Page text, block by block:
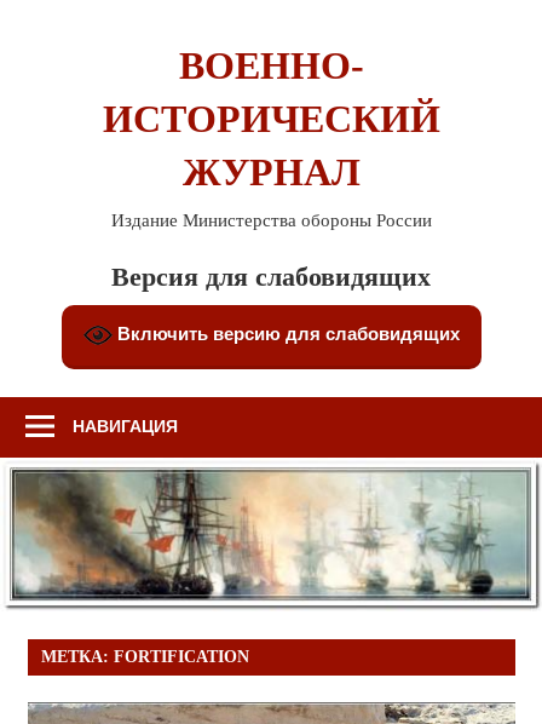
ВОЕННО-
ИСТОРИЧЕСКИЙ
ЖУРНАЛ
Издание Министерства обороны России
Версия для слабовидящих
Включить версию для слабовидящих
НАВИГАЦИЯ
МЕТКА: FORTIFICATION